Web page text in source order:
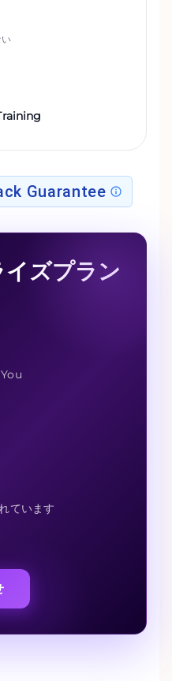
Guarantee
ズプラン
ています